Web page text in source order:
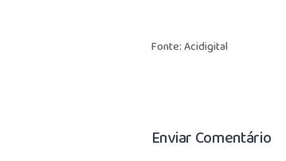
Fonte: Acidigital
Enviar Comentário